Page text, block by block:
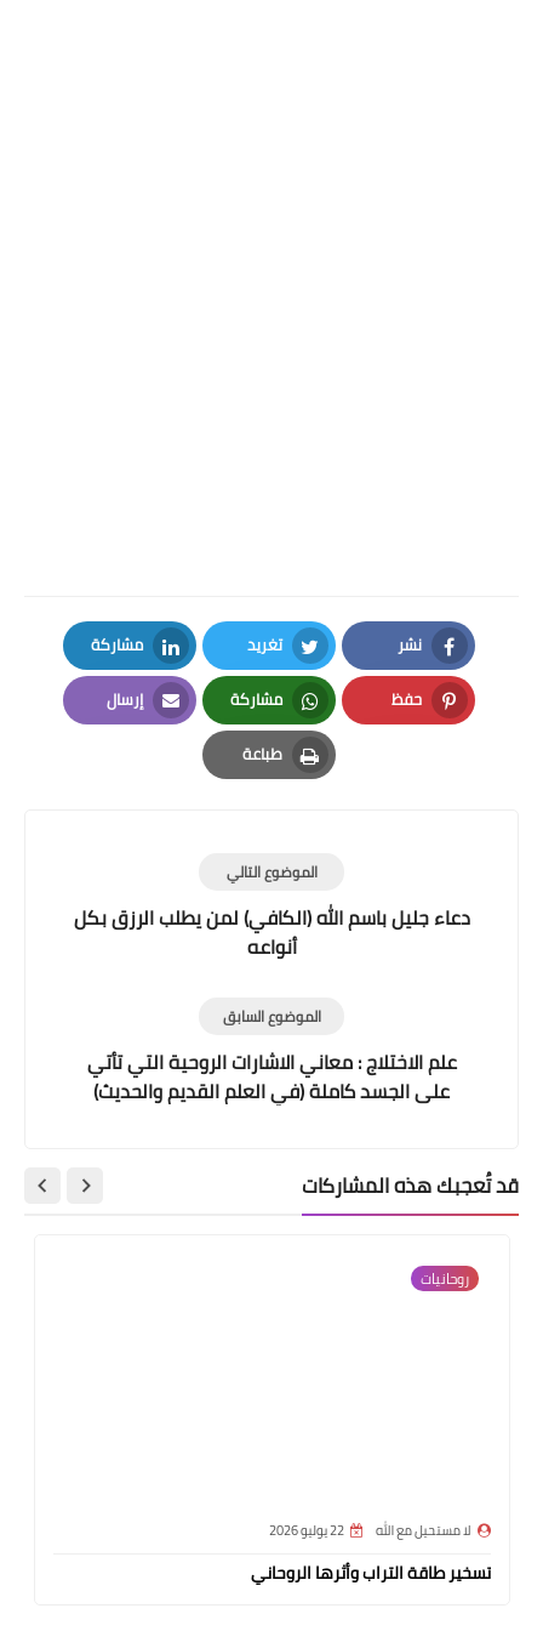
نشر
Facebook
تغريد
Twitter
مشاركة
LinkedIn
حفظ
Pinterest
مشاركة
Whatsapp
إرسال
Email
طباعة
Print
الموضوع التالي
دعاء جليل باسم الله (الكافي) لمن يطلب الرزق بكل
أنواعه
الموضوع السابق
علم الاختلاج : معاني الاشارات الروحية التي تأتي
على الجسد كاملة (في العلم القديم والحديث)
قد تُعجبك هذه المشاركات
روحانيات
لا مستحيل مع الله 22 يوليو 2026
تسخير طاقة التراب وأثرها الروحاني